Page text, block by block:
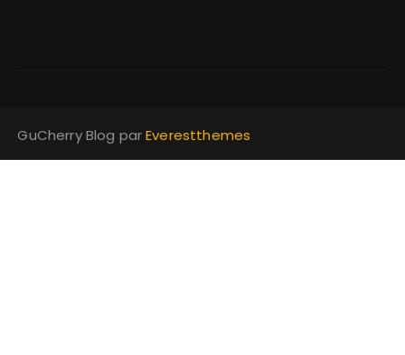
GuCherry Blog parEverestthemes